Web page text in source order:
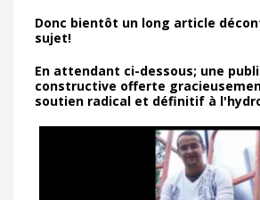
Donc bientôt un long article
sujet!
En attendant ci-dessous; une
constructive offerte
soutien radical et définitif à